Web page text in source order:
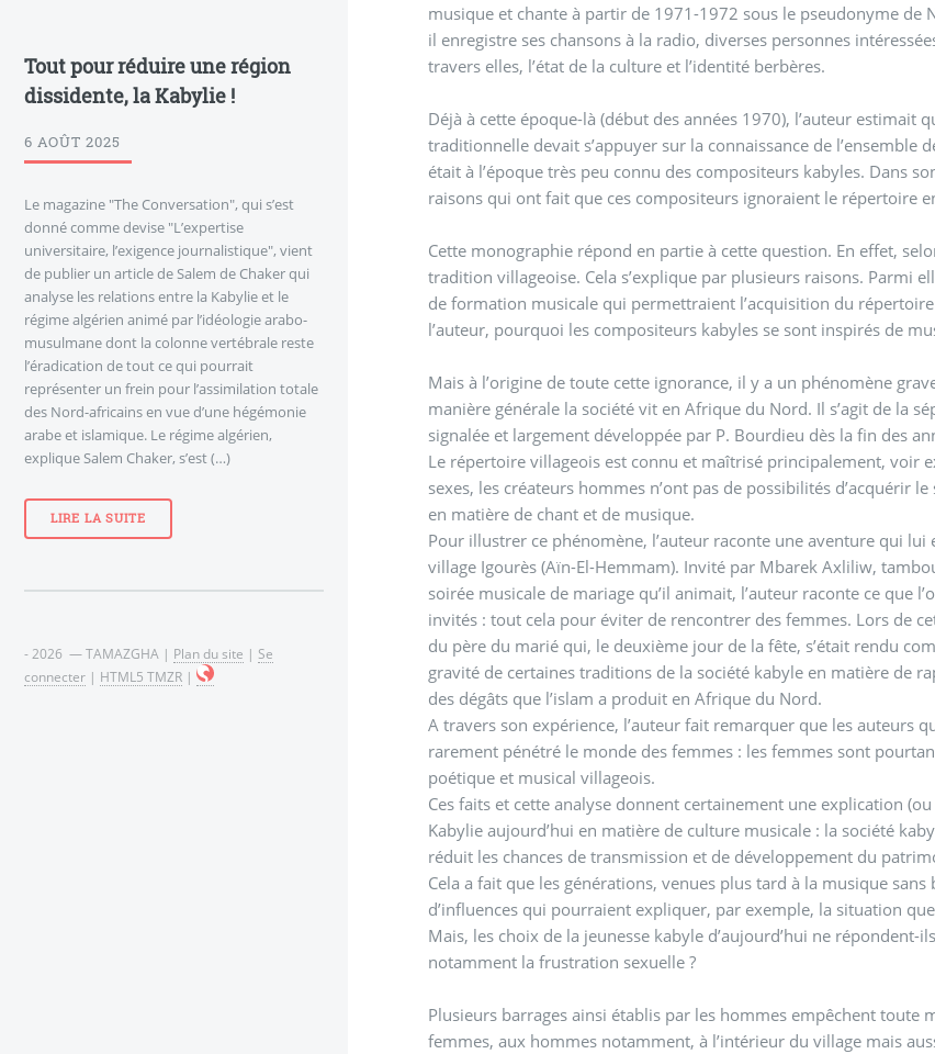
musique et chante à partir de 1971-1972 sous le pseudonyme de
il enregistre ses chansons à la radio, diverses personnes
travers elles, l’état de la culture et l’identité berbères.
Déjà à cette époque-là (début des années 1970), l’auteur
traditionnelle devait s’appuyer sur la connaissance de
était à l’époque très peu connu des compositeurs kabyles. Dans
raisons qui ont fait que ces compositeurs ignoraient le répertoire
Cette monographie répond en partie à cette question. En effet,
tradition villageoise. Cela s’explique par plusieurs raisons. Parmi
de formation musicale qui permettraient l’acquisition du
l’auteur, pourquoi les compositeurs kabyles se sont inspirés de
Mais à l’origine de toute cette ignorance, il y a un phénomène
manière générale la société vit en Afrique du Nord. Il s’agit de la
signalée et largement développée par P. Bourdieu dès la fin des
Le répertoire villageois est connu et maîtrisé principalement, voir
sexes, les créateurs hommes n’ont pas de possibilités d’acquérir
en matière de chant et de musique.
Pour illustrer ce phénomène, l’auteur raconte une aventure qui
village Igourès (Aïn-El-Hemmam). Invité par Mbarek Axliliw,
soirée musicale de mariage qu’il animait, l’auteur raconte ce que
invités : tout cela pour éviter de rencontrer des femmes. Lors de
du père du marié qui, le deuxième jour de la fête, s’était rendu
gravité de certaines traditions de la société kabyle en matière de
des dégâts que l’islam a produit en Afrique du Nord.
A travers son expérience, l’auteur fait remarquer que les auteurs
rarement pénétré le monde des femmes : les femmes sont
poétique et musical villageois.
Ces faits et cette analyse donnent certainement une explication
Kabylie aujourd’hui en matière de culture musicale : la société
réduit les chances de transmission et de développement du
Cela a fait que les générations, venues plus tard à la musique
d’influences qui pourraient expliquer, par exemple, la situation
Mais, les choix de la jeunesse kabyle d’aujourd’hui ne
notamment la frustration sexuelle ?
Plusieurs barrages ainsi établis par les hommes empêchent toute
femmes, aux hommes notamment, à l’intérieur du village mais
Tout pour réduire une région
dissidente, la Kabylie !
6 AOÛT 2025
Le magazine "The Conversation", qui s’est
donné comme devise "L’expertise
universitaire, l’exigence journalistique", vient
de publier un article de Salem de Chaker qui
analyse les relations entre la Kabylie et le
régime algérien animé par l’idéologie arabo-
musulmane dont la colonne vertébrale reste
l’éradication de tout ce qui pourrait
représenter un frein pour l’assimilation totale
des Nord-africains en vue d’une hégémonie
arabe et islamique. Le régime algérien,
explique Salem Chaker, s’est (…)
LIRE LA SUITE
- 2026 — TAMAZGHA | Plan du site | Se
connecter | HTML5 TMZR |